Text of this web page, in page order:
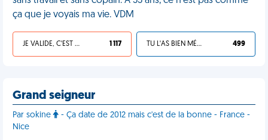
ça que je voyais ma vie. VDM
JE VALIDE, C'EST UNE VDM 1 117 TU L'AS BIEN MÉRITÉ 499
Grand seigneur
Par sokine
- Ça date de 2012 mais c'est de la bonne - France -
Nice